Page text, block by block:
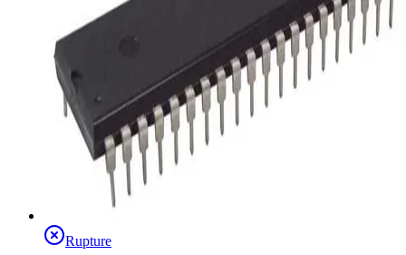
Rupture